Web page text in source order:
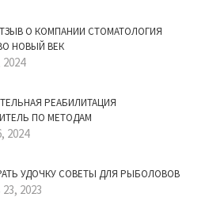
О КОМПАНИИ СТОМАТОЛОГИЯ
НОВЫЙ ВЕК
РЕАБИЛИТАЦИЯ
ПО МЕТОДАМ
2024
УДОЧКУ СОВЕТЫ ДЛЯ РЫБОЛОВОВ
2023